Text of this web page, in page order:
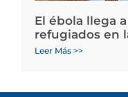
El ébola llega
refugiados en
Leer Más >>